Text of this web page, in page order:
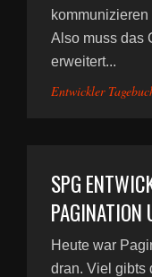
Also muss das
erweitert...
Entwickler
SPG
PAGINATION
Heute war
dran. Viel gibts